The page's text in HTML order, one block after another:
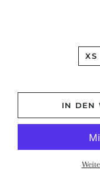
XS
IN DEN